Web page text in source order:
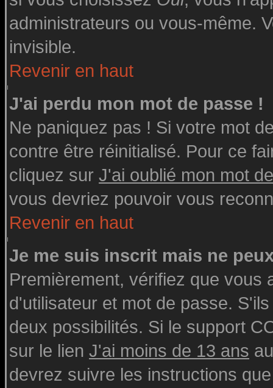
administrateurs ou vous-même.
invisible.
Revenir en haut
J'ai perdu mon mot de passe !
Ne paniquez pas ! Si votre mot
contre être réinitialisé. Pour ce
cliquez sur J'ai oublié mon mot
vous devriez pouvoir vous
Revenir en haut
Je me suis inscrit mais ne
Premièrement, vérifiez que
d'utilisateur et mot de passe.
deux possibilités. Si le support
sur le lien J'ai moins de 13 ans
devrez suivre les instructions